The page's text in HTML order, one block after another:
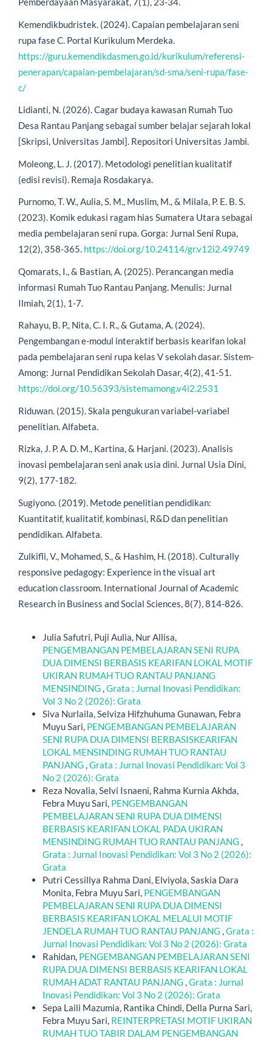
Kemendikbudristek. (2024). Capaian pembelajaran seni
rupa fase C. Portal Kurikulum Merdeka.
https://guru.kemendikdasmen.go.id/kurikulum/referensi-
penerapan/capaian-pembelajaran/sd-sma/seni-rupa/fase-
c/
Lidianti, N. (2026). Cagar budaya kawasan Rumah Tuo
Desa Rantau Panjang sebagai sumber belajar sejarah lokal
[Skripsi, Universitas Jambi]. Repositori Universitas Jambi.
Moleong, L. J. (2017). Metodologi penelitian kualitatif
(edisi revisi). Remaja Rosdakarya.
Purnomo, T. W., Aulia, S. M., Muslim, M., & Milala, P. E. B. S.
(2023). Komik edukasi ragam hias Sumatera Utara sebagai
media pembelajaran seni rupa. Gorga: Jurnal Seni Rupa,
12(2), 358-365. https://doi.org/10.24114/gr.v12i2.49749
Qomarats, I., & Bastian, A. (2025). Perancangan media
informasi Rumah Tuo Rantau Panjang. Menulis: Jurnal
Ilmiah, 2(1), 1-7.
Rahayu, B. P., Nita, C. I. R., & Gutama, A. (2024).
Pengembangan e-modul interaktif berbasis kearifan lokal
pada pembelajaran seni rupa kelas V sekolah dasar. Sistem-
Among: Jurnal Pendidikan Sekolah Dasar, 4(2), 41-51.
https://doi.org/10.56393/sistemamong.v4i2.2531
Riduwan. (2015). Skala pengukuran variabel-variabel
penelitian. Alfabeta.
Rizka, J. P. A. D. M., Kartina, & Harjani. (2023). Analisis
inovasi pembelajaran seni anak usia dini. Jurnal Usia Dini,
9(2), 177-182.
Sugiyono. (2019). Metode penelitian pendidikan:
Kuantitatif, kualitatif, kombinasi, R&D dan penelitian
pendidikan. Alfabeta.
Zulkifli, V., Mohamed, S., & Hashim, H. (2018). Culturally
responsive pedagogy: Experience in the visual art
education classroom. International Journal of Academic
Research in Business and Social Sciences, 8(7), 814-826.
Julia Safutri, Puji Aulia, Nur Allisa,
PENGEMBANGAN PEMBELAJARAN SENI RUPA
DUA DIMENSI BERBASIS KEARIFAN LOKAL MOTIF
UKIRAN RUMAH TUO RANTAU PANJANG
MENSINDING ,Grata : Jurnal Inovasi Pendidikan:
Vol 3 No 2 (2026): Grata
Siva Nurlaila, Selviza Hifzhuhuma Gunawan, Febra
Muyu Sari, PENGEMBANGAN PEMBELAJARAN
SENI RUPA DUA DIMENSI BERBASISKEARIFAN
LOKAL MENSINDING RUMAH TUO RANTAU
PANJANG ,Grata : Jurnal Inovasi Pendidikan: Vol 3
No 2 (2026): Grata
Reza Novalia, Selvi Isnaeni, Rahma Kurnia Akhda,
Febra Muyu Sari, PENGEMBANGAN
PEMBELAJARAN SENI RUPA DUA DIMENSI
BERBASIS KEARIFAN LOKAL PADA UKIRAN
MENSINDING RUMAH TUO RANTAU PANJANG ,
Grata : Jurnal Inovasi Pendidikan: Vol 3 No 2 (2026):
Grata
Putri Cessillya Rahma Dani, Elviyola, Saskia Dara
Monita, Febra Muyu Sari, PENGEMBANGAN
PEMBELAJARAN SENI RUPA DUA DIMENSI
BERBASIS KEARIFAN LOKAL MELALUI MOTIF
JENDELA RUMAH TUO RANTAU PANJANG ,Grata :
Jurnal Inovasi Pendidikan: Vol 3 No 2 (2026): Grata
Rahidan, PENGEMBANGAN PEMBELAJARAN SENI
RUPA DUA DIMENSI BERBASIS KEARIFAN LOKAL
RUMAH ADAT RANTAU PANJANG ,Grata : Jurnal
Inovasi Pendidikan: Vol 3 No 2 (2026): Grata
Sepa Laili Mazumia, Rantika Chindi, Della Purna Sari,
Febra Muyu Sari, REINTERPRETASI MOTIF UKIRAN
RUMAH TUO TABIR DALAM PENGEMBANGAN